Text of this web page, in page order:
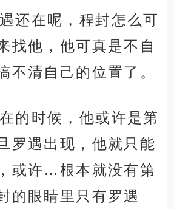
还在呢，程封怎么可
找他，他可真是不自
不清自己的位置了。
的时候，他或许是第
罗遇出现，他就只能
或许…根本就没有第
的眼睛里只有罗遇